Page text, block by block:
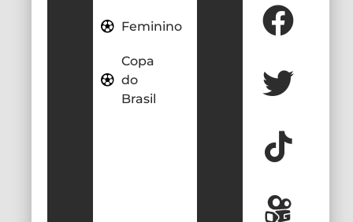
Feminino
Copa
do
Brasil